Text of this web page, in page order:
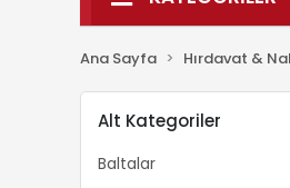
Ana Sayfa Hırdavat &
Alt Kategoriler
Baltalar